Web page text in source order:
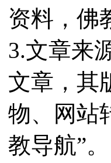
资料，佛
3.文章来
文章，其
物、网站
教导航”。